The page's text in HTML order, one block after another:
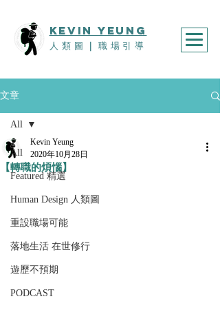
KEVIn YEUNG
人類圖 職場引導
文章
All
Featured 精選
Human Design 人類圖
重設職場可能
落地生活 在世修行
遊歷不預期
PODCAST
All
【轉職的煩惱】
Kevin Yeung
2020年10月28日